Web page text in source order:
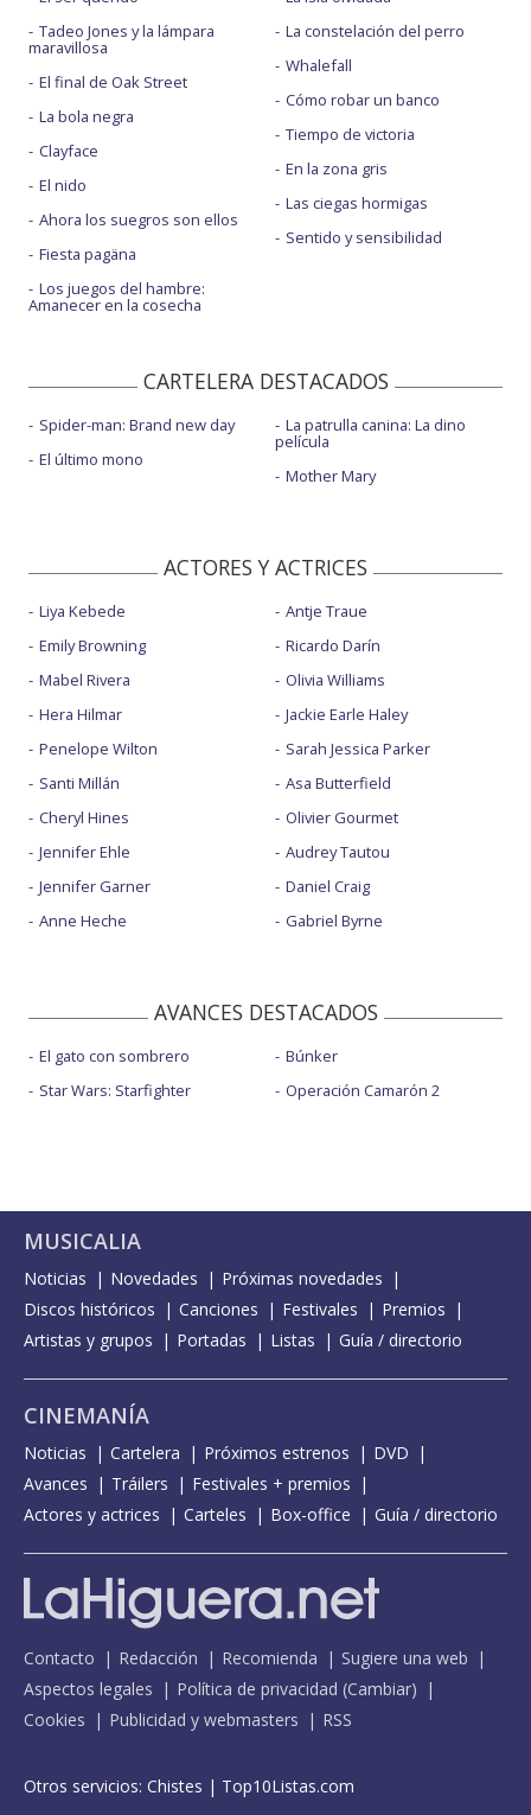
Tadeo Jones y la lámpara
maravillosa
El final de Oak Street
La bola negra
Clayface
El nido
Ahora los suegros son ellos
Fiesta pagäna
Los juegos del hambre:
Amanecer en la cosecha
La constelación del perro
Whalefall
Cómo robar un banco
Tiempo de victoria
En la zona gris
Las ciegas hormigas
Sentido y sensibilidad
CARTELERA DESTACADOS
Spider-man: Brand new day
El último mono
La patrulla canina: La dino
película
Mother Mary
ACTORES Y ACTRICES
Liya Kebede
Emily Browning
Mabel Rivera
Hera Hilmar
Penelope Wilton
Santi Millán
Cheryl Hines
Jennifer Ehle
Jennifer Garner
Anne Heche
Antje Traue
Ricardo Darín
Olivia Williams
Jackie Earle Haley
Sarah Jessica Parker
Asa Butterfield
Olivier Gourmet
Audrey Tautou
Daniel Craig
Gabriel Byrne
AVANCES DESTACADOS
El gato con sombrero
Star Wars: Starfighter
Búnker
Operación Camarón 2
MUSICALIA
Noticias Novedades
Próximas novedades
Discos históricos
Canciones Festivales
Premios
Artistas y grupos
Portadas Listas Guía / directorio
CINEMANÍA
Noticias Cartelera Próximos estrenos
DVD
Avances
Tráilers
Festivales + premios
Actores y actrices
Carteles Box-office Guía / directorio
Contacto Redacción Recomienda
Sugiere una web
Aspectos legales
Política de privacidad (Cambiar)
Cookies
Publicidad y webmasters RSS
Otros servicios: Chistes | Top10Listas.com